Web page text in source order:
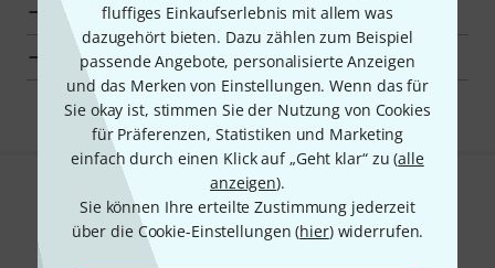
fluffiges Einkaufserlebnis mit allem was
dazugehört bieten. Dazu zählen zum Beispiel
passende Angebote, personalisierte Anzeigen
und das Merken von Einstellungen. Wenn das für
Sie okay ist, stimmen Sie der Nutzung von Cookies
für Präferenzen, Statistiken und Marketing
einfach durch einen Klick auf „Geht klar“ zu (alle
anzeigen).
Sie können Ihre erteilte Zustimmung jederzeit
über die Cookie-Einstellungen (hier) widerrufen.
Schnäppchen
Deal-O-Meter
Gefällt Ihnen, was Sie sehen?
Teilen